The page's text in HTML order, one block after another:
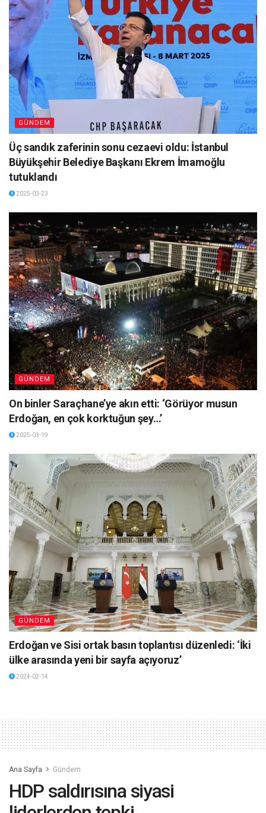
GÜNDEM
Üç sandık zaferinin sonu cezaevi oldu: İstanbul
Büyükşehir Belediye Başkanı Ekrem İmamoğlu
tutuklandı
2025-03-23
GÜNDEM
On binler Saraçhane’ye akın etti: ‘Görüyor musun
Erdoğan, en çok korktuğun şey…’
2025-03-19
GÜNDEM
Erdoğan ve Sisi ortak basın toplantısı düzenledi: ‘İki
ülke arasında yeni bir sayfa açıyoruz’
2024-02-14
Ana Sayfa Gündem
HDP saldırısına siyasi